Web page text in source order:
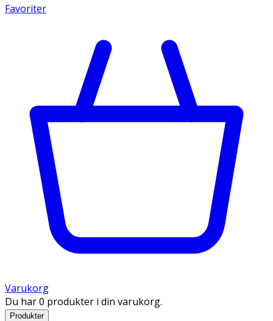
Favoriter
Varukorg
Du har 0 produkter i din varukorg.
Produkter